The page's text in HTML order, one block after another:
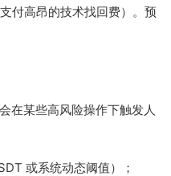
付高昂的技术找回费）。预
在某些高风险操作下触发人
或系统动态阈值）；